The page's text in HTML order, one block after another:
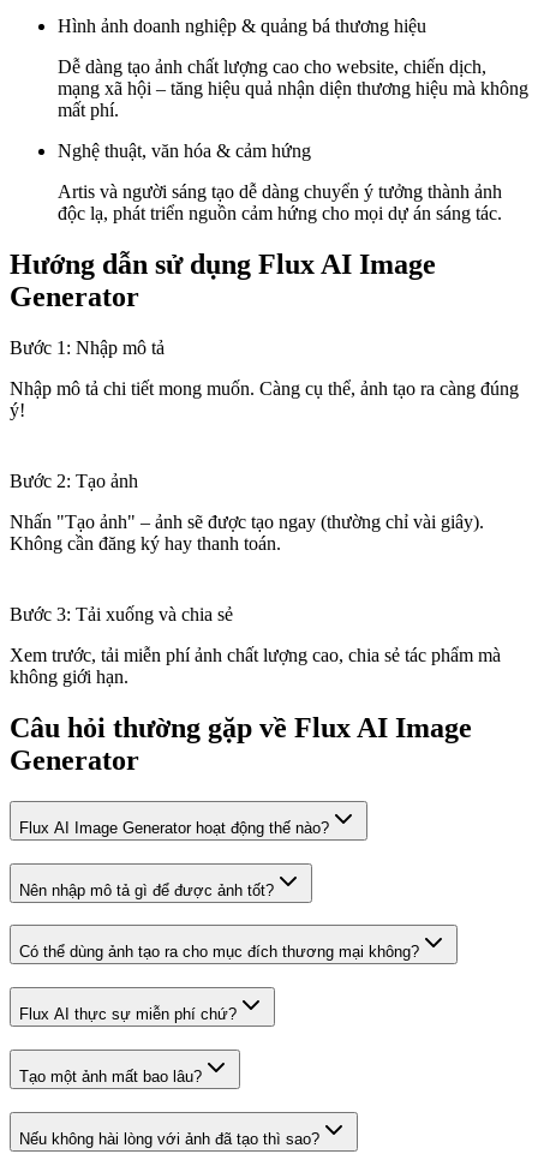
Hình ảnh doanh nghiệp & quảng bá thương hiệu
Dễ dàng tạo ảnh chất lượng cao cho website, chiến dịch,
mạng xã hội – tăng hiệu quả nhận diện thương hiệu mà không
mất phí.
Nghệ thuật, văn hóa & cảm hứng
Artis và người sáng tạo dễ dàng chuyển ý tưởng thành ảnh
độc lạ, phát triển nguồn cảm hứng cho mọi dự án sáng tác.
Hướng dẫn sử dụng Flux AI Image
Generator
Bước 1: Nhập mô tả
Nhập mô tả chi tiết mong muốn. Càng cụ thể, ảnh tạo ra càng đúng
ý!
Bước 2: Tạo ảnh
Nhấn "Tạo ảnh" – ảnh sẽ được tạo ngay (thường chỉ vài giây).
Không cần đăng ký hay thanh toán.
Bước 3: Tải xuống và chia sẻ
Xem trước, tải miễn phí ảnh chất lượng cao, chia sẻ tác phẩm mà
không giới hạn.
Câu hỏi thường gặp về Flux AI Image
Generator
Flux AI Image Generator hoạt động thế nào?
Nên nhập mô tả gì để được ảnh tốt?
Có thể dùng ảnh tạo ra cho mục đích thương mại không?
Flux AI thực sự miễn phí chứ?
Tạo một ảnh mất bao lâu?
Nếu không hài lòng với ảnh đã tạo thì sao?